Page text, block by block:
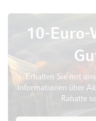
10-Euro-
Erhalten Sie mit
Informationen über
Rabatte